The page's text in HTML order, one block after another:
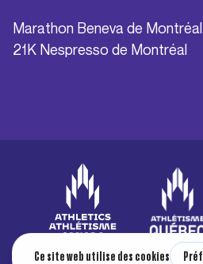
Marathon Beneva de Montréal
21K Nespresso de Montréal